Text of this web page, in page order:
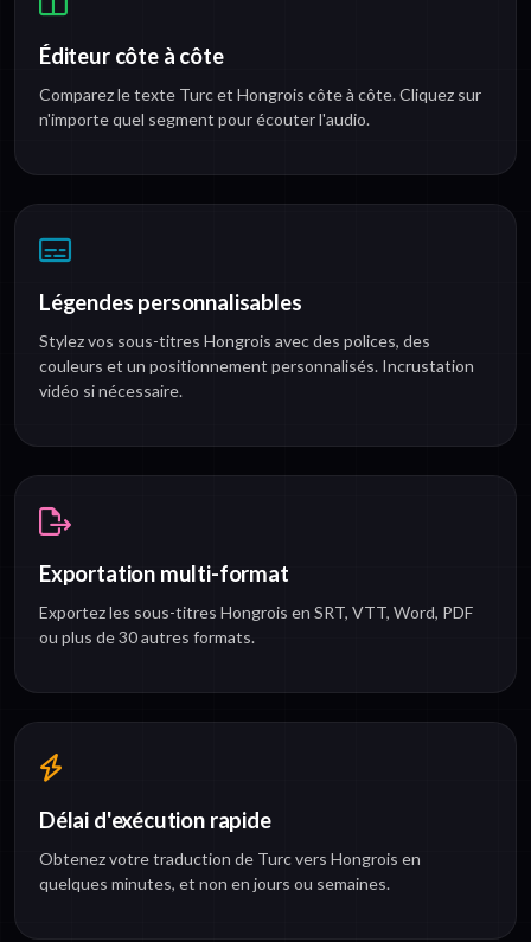
Éditeur côte à côte
Comparez le texte Turc et Hongrois côte à côte. Cliquez sur
n'importe quel segment pour écouter l'audio.
Légendes personnalisables
Stylez vos sous-titres Hongrois avec des polices, des
couleurs et un positionnement personnalisés. Incrustation
vidéo si nécessaire.
Exportation multi-format
Exportez les sous-titres Hongrois en SRT, VTT, Word, PDF
ou plus de 30 autres formats.
Délai d'exécution rapide
Obtenez votre traduction de Turc vers Hongrois en
quelques minutes, et non en jours ou semaines.